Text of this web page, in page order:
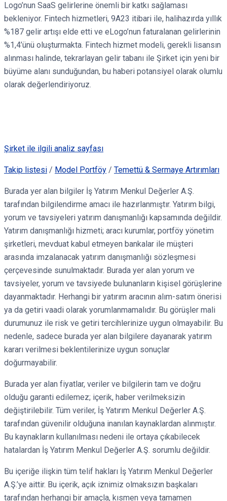
Logo’nun SaaS gelirlerine önemli bir katkı sağlaması
bekleniyor. Fintech hizmetleri, 9A23 itibari ile, halihazırda yıllık
%187 gelir artışı elde etti ve eLogo’nun faturalanan gelirlerinin
%1,4’ünü oluşturmakta. Fintech hizmet modeli, gerekli lisansın
alınması halinde, tekrarlayan gelir tabanı ile Şirket için yeni bir
büyüme alanı sunduğundan, bu haberi potansiyel olarak olumlu
olarak değerlendiriyoruz.
Şirket ile ilgili analiz sayfası
Takip listesi / Model Portföy / Temettü & Sermaye Artırımları
Burada yer alan bilgiler İş Yatırım Menkul Değerler A.Ş.
tarafından bilgilendirme amacı ile hazırlanmıştır. Yatırım bilgi,
yorum ve tavsiyeleri yatırım danışmanlığı kapsamında değildir.
Yatırım danışmanlığı hizmeti; aracı kurumlar, portföy yönetim
şirketleri, mevduat kabul etmeyen bankalar ile müşteri
arasında imzalanacak yatırım danışmanlığı sözleşmesi
çerçevesinde sunulmaktadır. Burada yer alan yorum ve
tavsiyeler, yorum ve tavsiyede bulunanların kişisel görüşlerine
dayanmaktadır. Herhangi bir yatırım aracının alım-satım önerisi
ya da getiri vaadi olarak yorumlanmamalıdır. Bu görüşler mali
durumunuz ile risk ve getiri tercihlerinize uygun olmayabilir. Bu
nedenle, sadece burada yer alan bilgilere dayanarak yatırım
kararı verilmesi beklentilerinize uygun sonuçlar
doğurmayabilir.
Burada yer alan fiyatlar, veriler ve bilgilerin tam ve doğru
olduğu garanti edilemez; içerik, haber verilmeksizin
değiştirilebilir. Tüm veriler, İş Yatırım Menkul Değerler A.Ş.
tarafından güvenilir olduğuna inanılan kaynaklardan alınmıştır.
Bu kaynakların kullanılması nedeni ile ortaya çıkabilecek
hatalardan İş Yatırım Menkul Değerler A.Ş. sorumlu değildir.
Bu içeriğe ilişkin tüm telif hakları İş Yatırım Menkul Değerler
A.Ş.’ye aittir. Bu içerik, açık iznimiz olmaksızın başkaları
tarafından herhangi bir amaçla, kısmen veya tamamen